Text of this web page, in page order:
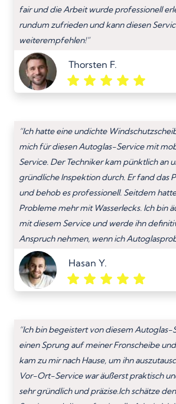
fair und die Arbeit wurde professionell
rundum zufrieden und kann diesen
weiterempfehlen!”
Thorsten F.
“Ich hatte eine undichte
mich für diesen Autoglas-Service mit
Service. Der Techniker kam pünktlich an
gründliche Inspektion durch. Er fand das
und behob es professionell. Seitdem
Probleme mehr mit Wasserlecks. Ich bin
mit diesem Service und werde ihn
Anspruch nehmen, wenn ich
Hasan Y.
“Ich bin begeistert von diesem Autoglas-
einen Sprung auf meiner Fronscheibe
kam zu mir nach Hause, um ihn
Vor-Ort-Service war äußerst praktisch
sehr gründlich und präzise.Ich schätze